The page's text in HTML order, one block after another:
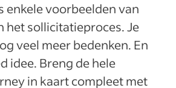
enkele voorbeelden van
het sollicitatieproces. Je
veel meer bedenken. En
idee. Breng de hele
in kaart compleet met